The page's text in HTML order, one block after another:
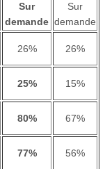
Sur
demande
Sur
demande
26% 26%
25% 15%
80% 67%
77% 56%